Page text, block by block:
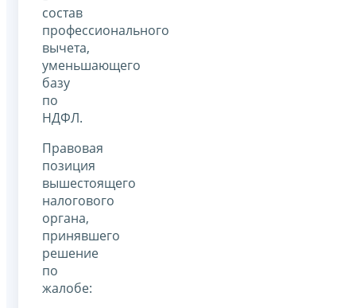
состав
профессионального
вычета,
уменьшающего
базу
по
НДФЛ.
Правовая
позиция
вышестоящего
налогового
органа,
принявшего
решение
по
жалобе: